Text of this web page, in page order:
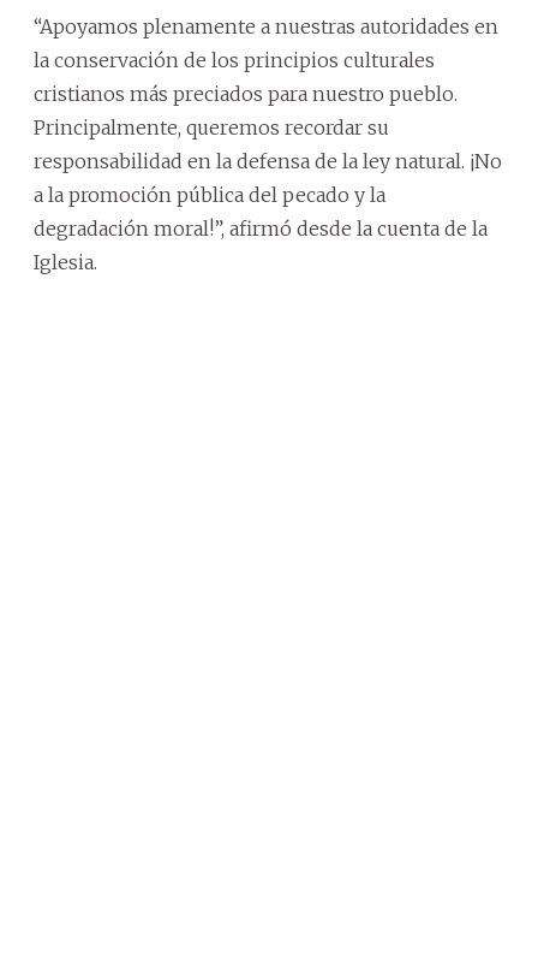
“Apoyamos plenamente a nuestras autoridades en
la conservación de los principios culturales
cristianos más preciados para nuestro pueblo.
Principalmente, queremos recordar su
responsabilidad en la defensa de la ley natural. ¡No
a la promoción pública del pecado y la
degradación moral!”, afirmó desde la cuenta de la
Iglesia.